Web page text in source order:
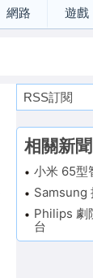
網路 遊戲
RSS訂閱
相關新聞
小米 65型
Samsung
Philips 劇
台